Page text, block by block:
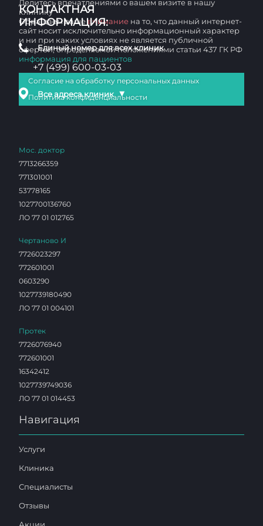
КОНТАКТНАЯ
ИНФОРМАЦИЯ:
Единый номер для всех клиник
+7 (499) 600-03-03
Все адреса клиник ▼
Делитесь впечатлениями о вашем визите в нашу
клинику
Обращаем вашевнимание на то, что данный интернет-
сайт носит исключительно информационный характер
и ни при каких условиях не является публичной
офертой, определяемой положениями статьи 437 ГК РФ
информация для пациентов
Согласие на обработку персональных данных
Политика конфиденциальности
Мос. доктор
7713266359
771301001
53778165
1027700136760
ЛО 77 01 012765
Чертаново И
7726023297
772601001
0603290
1027739180490
ЛО 77 01 004101
Протек
7726076940
772601001
16342412
1027739749036
ЛО 77 01 014453
Навигация
Услуги
Клиника
Специалисты
Отзывы